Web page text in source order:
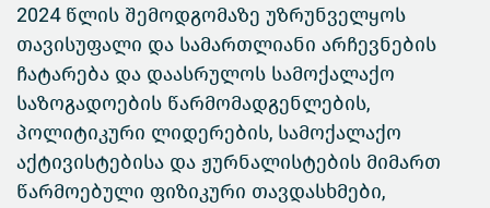
2024 წლის შემოდგომაზე უზრუნველყოს
თავისუფალი და სამართლიანი არჩევნების
ჩატარება და დაასრულოს სამოქალაქო
საზოგადოების წარმომადგენლების,
პოლიტიკური ლიდერების, სამოქალაქო
აქტივისტებისა და ჟურნალისტების მიმართ
წარმოებული ფიზიკური თავდასხმები,